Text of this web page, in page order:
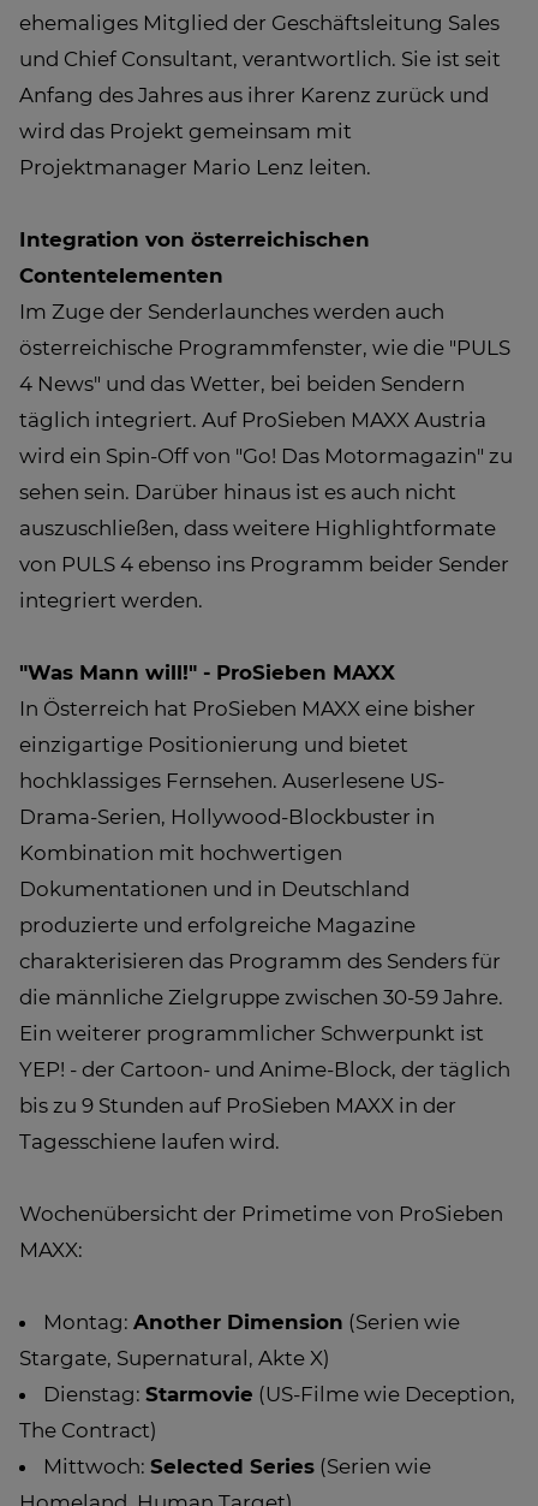
ehemaliges Mitglied der Geschäftsleitung Sales
und Chief Consultant, verantwortlich. Sie ist seit
Anfang des Jahres aus ihrer Karenz zurück und
wird das Projekt gemeinsam mit
Projektmanager Mario Lenz leiten.
Integration von österreichischen
Contentelementen
Im Zuge der Senderlaunches werden auch
österreichische Programmfenster, wie die "PULS
4 News" und das Wetter, bei beiden Sendern
täglich integriert. Auf ProSieben MAXX Austria
wird ein Spin-Off von "Go! Das Motormagazin" zu
sehen sein. Darüber hinaus ist es auch nicht
auszuschließen, dass weitere Highlightformate
von PULS 4 ebenso ins Programm beider Sender
integriert werden.
"Was Mann will!" - ProSieben MAXX
In Österreich hat ProSieben MAXX eine bisher
einzigartige Positionierung und bietet
hochklassiges Fernsehen. Auserlesene US-
Drama-Serien, Hollywood-Blockbuster in
Kombination mit hochwertigen
Dokumentationen und in Deutschland
produzierte und erfolgreiche Magazine
charakterisieren das Programm des Senders für
die männliche Zielgruppe zwischen 30-59 Jahre.
Ein weiterer programmlicher Schwerpunkt ist
YEP! - der Cartoon- und Anime-Block, der täglich
bis zu 9 Stunden auf ProSieben MAXX in der
Tagesschiene laufen wird.
Wochenübersicht der Primetime von ProSieben
MAXX:
Montag: Another Dimension (Serien wie
Stargate, Supernatural, Akte X)
Dienstag: Starmovie (US-Filme wie Deception,
The Contract)
Mittwoch: Selected Series (Serien wie